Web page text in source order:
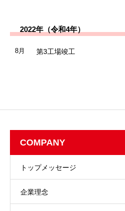
2022年（令和4年）
8月 第3工場竣工
COMPANY
トップメッセージ
企業理念